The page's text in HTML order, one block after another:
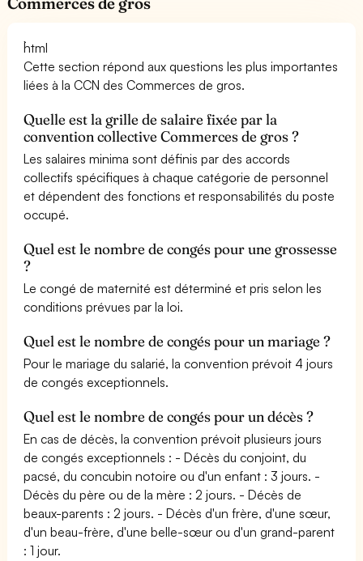
```html
Cette section répond aux questions les plus importantes
liées à la CCN des Commerces de gros.
Quelle est la grille de salaire fixée par la
convention collective Commerces de gros ?
Les salaires minima sont définis par des accords
collectifs spécifiques à chaque catégorie de personnel
et dépendent des fonctions et responsabilités du poste
occupé.
Quel est le nombre de congés pour une grossesse
?
Le congé de maternité est déterminé et pris selon les
conditions prévues par la loi.
Quel est le nombre de congés pour un mariage ?
Pour le mariage du salarié, la convention prévoit 4 jours
de congés exceptionnels.
Quel est le nombre de congés pour un décès ?
En cas de décès, la convention prévoit plusieurs jours
de congés exceptionnels : - Décès du conjoint, du
pacsé, du concubin notoire ou d'un enfant : 3 jours. -
Décès du père ou de la mère : 2 jours. - Décès de
beaux-parents : 2 jours. - Décès d'un frère, d'une sœur,
d'un beau-frère, d'une belle-sœur ou d'un grand-parent
: 1 jour.